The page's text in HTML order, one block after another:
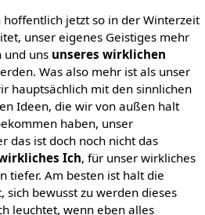
jetzt so in der Winterzeit
unser eigenes Geistiges mehr
und uns unseres wirklichen
Was also mehr ist als unser
hauptsächlich mit den sinnlichen
Ideen, die wir von außen halt
haben, unser
das ist doch noch nicht das
Ich, für unser wirkliches
tiefer. Am besten ist halt die
bewusst zu werden dieses
leuchtet, wenn eben alles